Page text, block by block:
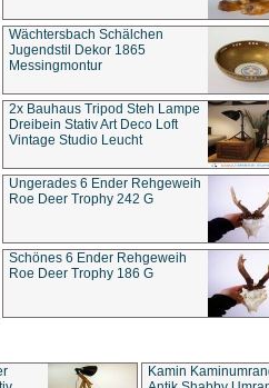
Wächtersbach Schälchen
Jugendstil Dekor 1865
Messingmontur
2x Bauhaus Tripod Steh Lampe
Dreibein Stativ Art Deco Loft
Vintage Studio Leucht
Ungerades 6 Ender Rehgeweih
Roe Deer Trophy 242 G
Schönes 6 Ender Rehgeweih
Roe Deer Trophy 186 G
Kamin